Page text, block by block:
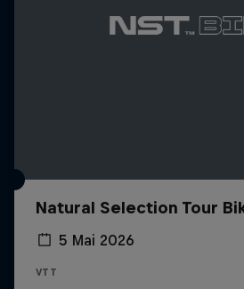
Natural Selection Tour
5 Mai 2026
VTT